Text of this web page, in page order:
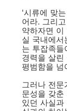
'시류에 맞
어라. 그리
약하자면
실 국내에
는 투잡족들
경력을 살린
평범함을 넘
그러나 전문
문성을 갖춘
있던 사실